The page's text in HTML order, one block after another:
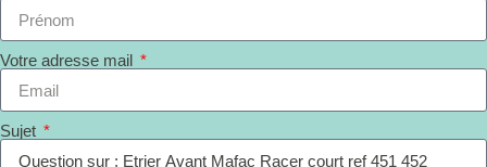
Votre adresse mail
Sujet